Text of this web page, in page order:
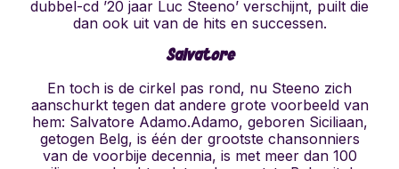
dubbel-cd ’20 jaar Luc Steeno’ verschijnt, puilt die
dan ook uit van de hits en successen.
Salvatore
En toch is de cirkel pas rond, nu Steeno zich
aanschurkt tegen dat andere grote voorbeeld van
hem: Salvatore Adamo.Adamo, geboren Siciliaan,
getogen Belg, is één der grootste chansonniers
van de voorbije decennia, is met meer dan 100